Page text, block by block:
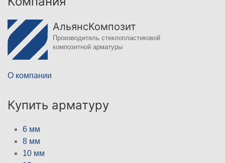
АльянсКомпозит
Производитель стеклопластиковой
композитной арматуры
О компании
Купить арматуру
6 мм
8 мм
10 мм